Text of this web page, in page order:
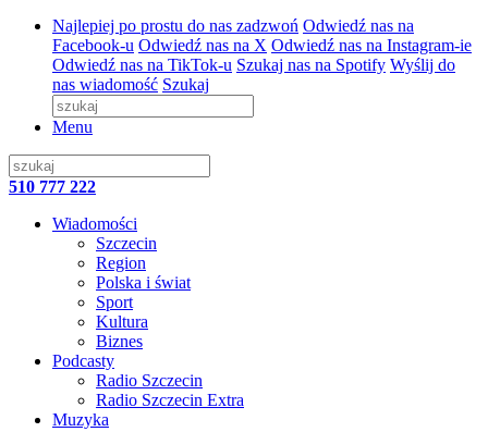
Najlepiej po prostu do nas zadzwoń Odwiedź nas na
Facebook-u Odwiedź nas na X Odwiedź nas na Instagram-ie
Odwiedź nas na TikTok-u Szukaj nas na Spotify Wyślij do
nas wiadomość Szukaj
Menu
510 777 222
Wiadomości
Szczecin
Region
Polska i świat
Sport
Kultura
Biznes
Podcasty
Radio Szczecin
Radio Szczecin Extra
Muzyka